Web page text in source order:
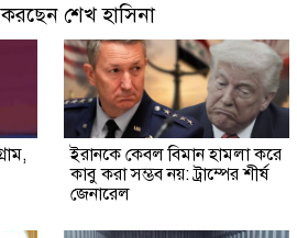
শেখ হাসিনা
ইরানকে কেবল বিমান হামলা করে
কাবু করা সম্ভব নয়: ট্রাম্পের শীর্ষ
জেনারেল